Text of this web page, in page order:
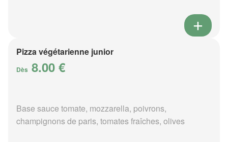
Pizza végétarienne junior
Dès 8.00 €
Base sauce tomate, mozzarella, poivrons,
champignons de paris, tomates fraîches, olives